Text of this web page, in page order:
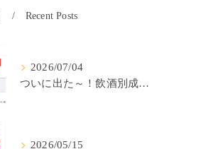
Recent Posts
2026/07/04
ついに出た～！飲酒別成婚率(IBJ)！
2026/05/15